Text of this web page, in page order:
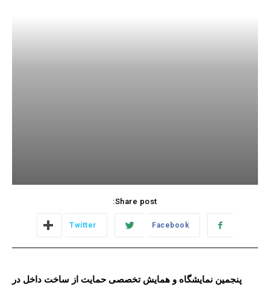
Share post:
Facebook
Twitter
پنجمین نمایشگاه و همایش تخصصی حمایت از ساخت داخل در